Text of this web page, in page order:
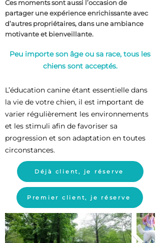
Ces moments sont aussi l’occasion de
partager une expérience enrichissante avec
d’autres propriétaires, dans une ambiance
motivante et bienveillante.
Peu importe son âge ou sa race, tous les
chiens sont acceptés.
L’éducation canine étant essentielle dans
la vie de votre chien, il est important de
varier régulièrement les environnements
et les stimuli afin de favoriser sa
progression et son adaptation en toutes
circonstances.
Déjà client, je réserve
Premier client, je réserve